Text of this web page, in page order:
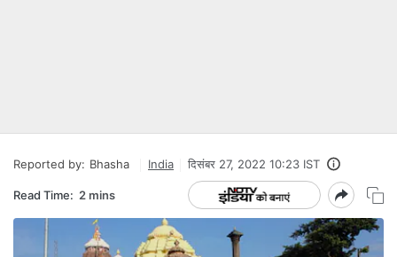
Reported by: Bhasha India दिसंबर 27, 2022 10:23 IST
Read Time: 2 mins